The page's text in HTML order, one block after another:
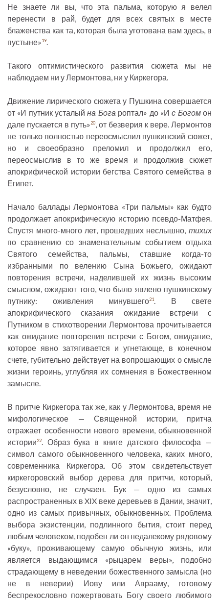
Не знаете ли вы, что эта пальма, которую я велел
перенести в рай, будет для всех святых в месте
блаженства как та, которая была уготована вам здесь, в
пустыне»19.
Такого оптимистического развития сюжета мы не
наблюдаем ни у Лермонтова, ни у Киркегора.
Движение лирического сюжета у Пушкина совершается
от «И путник усталыйна Бога роптал» до «Ис Богомон
дале пускается в путь»20, от безверия к вере. Лермонтов
не только полностью переосмыслил пушкинский сюжет,
но и своеобразно преломил и продолжил его,
переосмыслив в то же время и продолжив сюжет
апокрифической истории бегства Святого семейства в
Египет.
Начало баллады Лермонтова «Три пальмы» как будто
продолжает апокрифическую историю псевдо-Матфея.
Спустя много-много лет, прошедших неслышно, тихих
по сравнению со знаменательным событием отдыха
Святого семейства, пальмы, ставшие когда-то
избранными по велению Сына Божьего, ожидают
повторения встречи, наделившей их жизнь высоким
смыслом, ожидают того, что было явлено пушкинскому
путнику: оживления минувшего21. В свете
апокрифического сказания ожидание встречи с
Путником в стихотворении Лермонтова прочитывается
как ожидание повторения встречи с Богом, ожидание,
которое явно затягивается и угнетающе, в конечном
счете, губительно действует на вопрошающих о смысле
жизни героинь, углубляя их сомнения в Божественном
замысле.
В притче Киркегора так же, как у Лермонтова, время не
мифологическое — Священной истории, притча
отражает особенности нового времени, обыкновенной
истории22. Образ бука в книге датского философа —
символ самого обыкновенного человека, каких много,
современника Киркегора. Об этом свидетельствует
киркегоровский выбор дерева для притчи, который,
безусловно, не случаен. Бук — одно из самых
распространенных в XIX веке деревьев в Дании, значит,
одно из самых привычных, обыкновенных. Проблема
выбора экзистенции, подлинного бытия, стоит перед
любым человеком, подобен ли он недалекому рядовому
«буку», проживающему самую обычную жизнь, или
является выдающимся «рыцарем веры», подобно
страдающему в неведении божественного замысла (но
не в неверии) Иову или Аврааму, готовому
беспрекословно пожертвовать Богу своего любимого